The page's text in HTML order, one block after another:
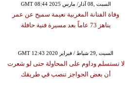
GMT 08:44 2025 السبت ,08 آذار/ مارس
وفاة الفنانة المغربية نعيمة سميح عن عمر
يناهز 73 عاماً بعد مسيرة فنية حافلة
GMT 12:43 2020 السبت ,29 شباط / فبراير
لا تستسلم وداوم على المحاولة حتى لو شعرت
أن بعض الحواجز تنصب في طريقك